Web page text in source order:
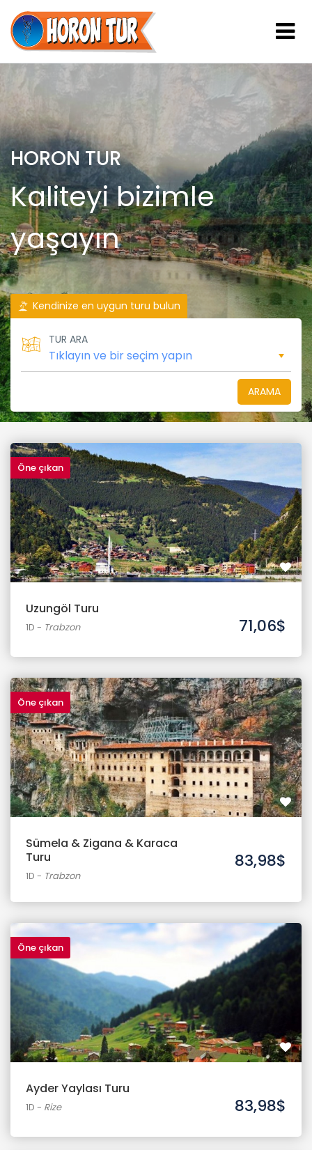
HORON TUR
Kaliteyi bizimle
yaşayın
Kendinize en uygun turu bulun
TUR ARA
ARAMA
Öne çıkan
Uzungöl Turu
1D - Trabzon 71,06$
Öne çıkan
Sümela & Zigana & Karaca
Turu
1D - Trabzon
83,98$
Öne çıkan
Ayder Yaylası Turu
1D - Rize 83,98$